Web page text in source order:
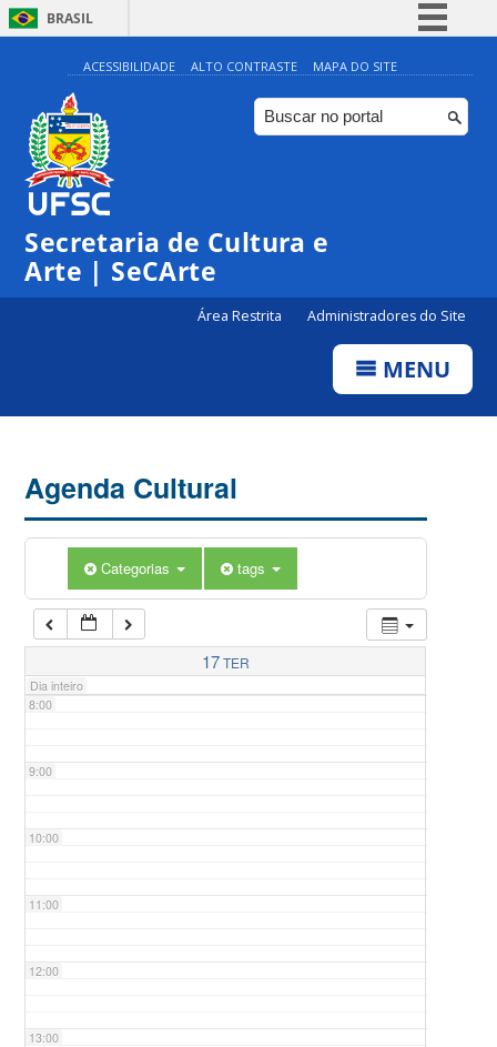
BRASIL
Simplifique!
Comunica BR
Participe
ACESSIBILIDADE ALTO CONTRASTE MAPA DO SITE
Secretaria de Cultura e
Arte | SeCArte
Área Restrita Administradores do Site
MENU
Agenda Cultural
Categorias tags
17TER
Dia inteiro
0:00
1:00
5:00
7:00
8:00
9:00
10:00
11:00
12:00
13:00